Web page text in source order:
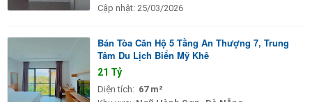
Cập nhật: 25/03/2026
Bán Tòa Căn Hộ 5 Tầng An Thượng 7, Trung
Tâm Du Lịch Biển Mỹ Khê
21 Tỷ
Diện tích: 67 m²